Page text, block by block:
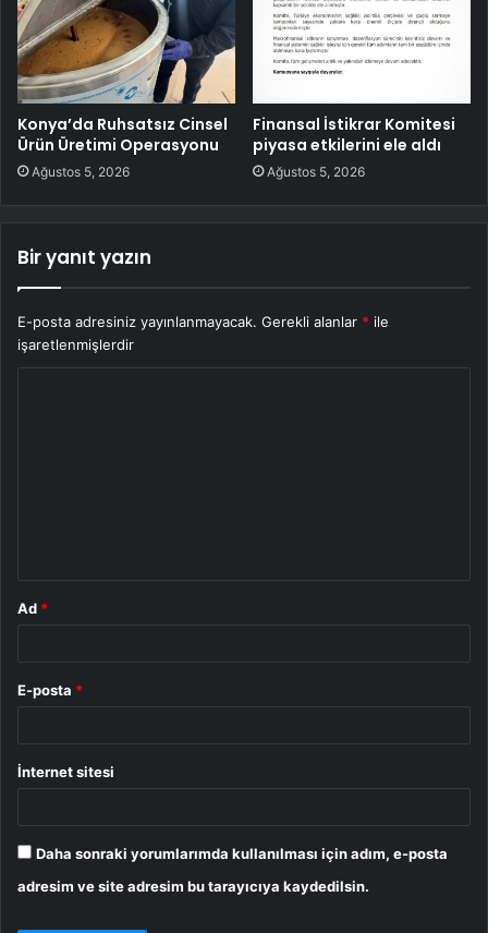
Konya’da Ruhsatsız Cinsel
Ürün Üretimi Operasyonu
Ağustos 5, 2026
Finansal İstikrar Komitesi
piyasa etkilerini ele aldı
Ağustos 5, 2026
Bir yanıt yazın
E-posta adresiniz yayınlanmayacak. Gerekli alanlar * ile
işaretlenmişlerdir
Ad *
E-posta *
İnternet sitesi
Daha sonraki yorumlarımda kullanılması için adım, e-posta
adresim ve site adresim bu tarayıcıya kaydedilsin.